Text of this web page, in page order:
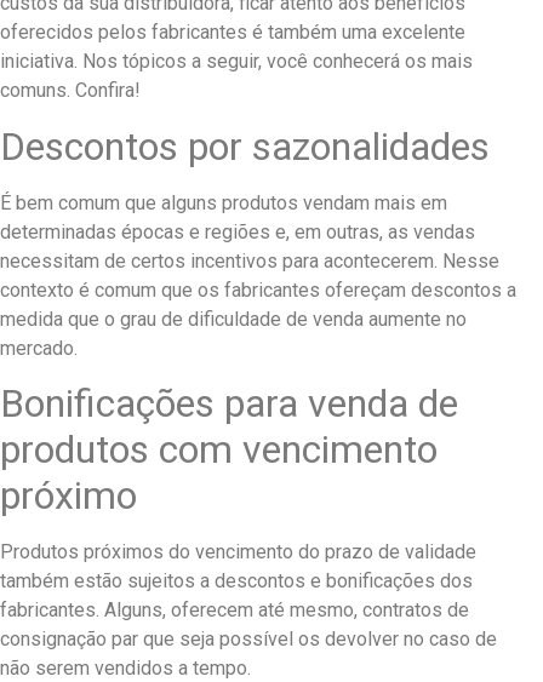
oferecidos pelos fabricantes é também uma excelente
iniciativa. Nos tópicos a seguir, você conhecerá os mais
comuns. Confira!
Descontos por sazonalidades
É bem comum que alguns produtos vendam mais em
determinadas épocas e regiões e, em outras, as vendas
necessitam de certos incentivos para acontecerem. Nesse
contexto é comum que os fabricantes ofereçam descontos a
medida que o grau de dificuldade de venda aumente no
mercado.
Bonificações para venda de
produtos com vencimento
próximo
Produtos próximos do vencimento do prazo de validade
também estão sujeitos a descontos e bonificações dos
fabricantes. Alguns, oferecem até mesmo, contratos de
consignação par que seja possível os devolver no caso de
não serem vendidos a tempo.